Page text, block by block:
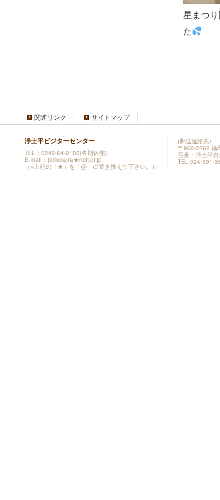
星まつ
た
関連リンク サイトマップ
浄土平ビジターセンター
TEL：0242-64-2105(冬期休館）
E-mail：jododaira★npfj.or.jp
（※上記の「★」を「@」に置き換えて下さい。）
(郵送連絡先)
〒960-2262 福
吾妻・浄土平
TEL 024-591-